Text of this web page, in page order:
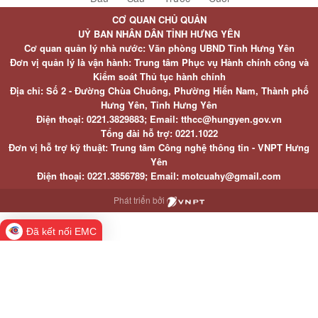
CƠ QUAN CHỦ QUẢN
UỶ BAN NHÂN DÂN TỈNH HƯNG YÊN
Cơ quan quản lý nhà nước: Văn phòng UBND Tỉnh Hưng Yên
Đơn vị quản lý là vận hành: Trung tâm Phục vụ Hành chính công và
Kiểm soát Thủ tục hành chính
Địa chỉ: Số 2 - Đường Chùa Chuông, Phường Hiến Nam, Thành phố
Hưng Yên, Tỉnh Hưng Yên
Điện thoại: 0221.3829883; Email: tthcc@hungyen.gov.vn
Tổng đài hỗ trợ: 0221.1022
Đơn vị hỗ trợ kỹ thuật: Trung tâm Công nghệ thông tin - VNPT Hưng
Yên
Điện thoại: 0221.3856789; Email: motcuahy@gmail.com
Phát triển bởi
Đã kết nối EMC